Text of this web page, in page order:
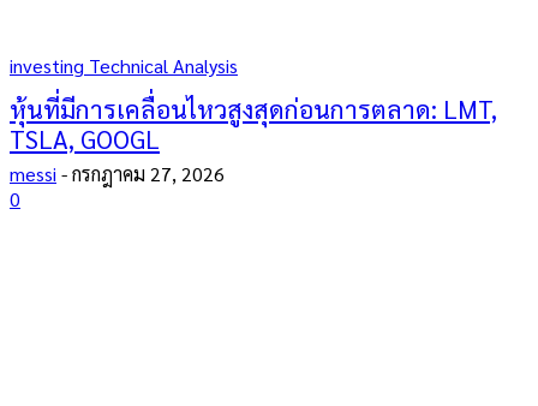
investing Technical Analysis
หุ้นที่มีการเคลื่อนไหวสูงสุดก่อนการตลาด: LMT,
TSLA, GOOGL
messi -กรกฎาคม 27, 2026
0